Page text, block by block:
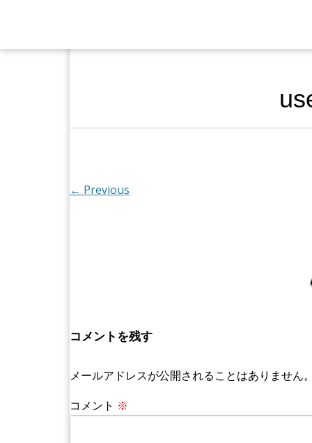
← Previous
コメントを残す
メールアドレスが公開されることはありません
コメント ※